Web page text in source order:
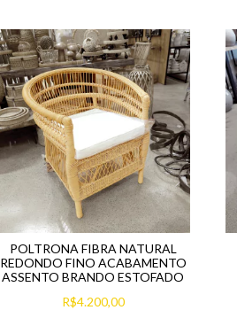
POLTRONA FIBRA NATURAL
REDONDO FINO ACABAMENTO
ASSENTO BRANDO ESTOFADO
R$4.200,00